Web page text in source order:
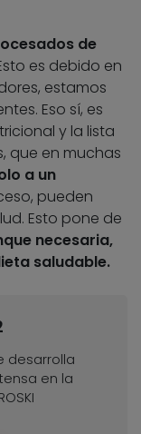
de
es debido en
estamos
Eso sí, es
y la lista
que en muchas
a un
pueden
Esto pone de
necesaria,
saludable.
desarrolla
en la